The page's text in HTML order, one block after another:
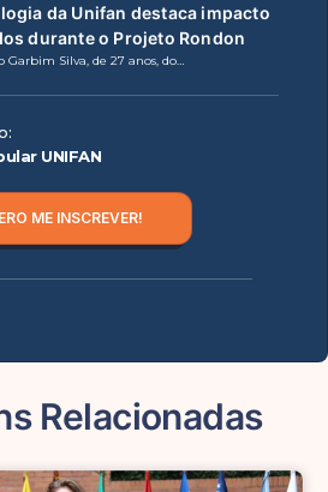
da Unifan destaca impacto
durante o Projeto Rondon
Garbim Silva, de 27 anos, do…
UNIFAN
ME INSCREVER!
Relacionadas